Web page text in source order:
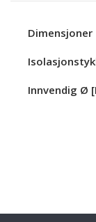
Dimensjoner
Innvendig Ø